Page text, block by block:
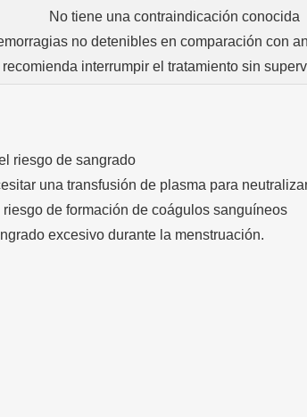
No tiene una contraindicación conocida
no detenibles en comparación con
recomienda interrumpir el tratamiento sin
riesgo de sangrado
una transfusión de plasma para
de formación de coágulos sanguíneos
excesivo durante la menstruación.